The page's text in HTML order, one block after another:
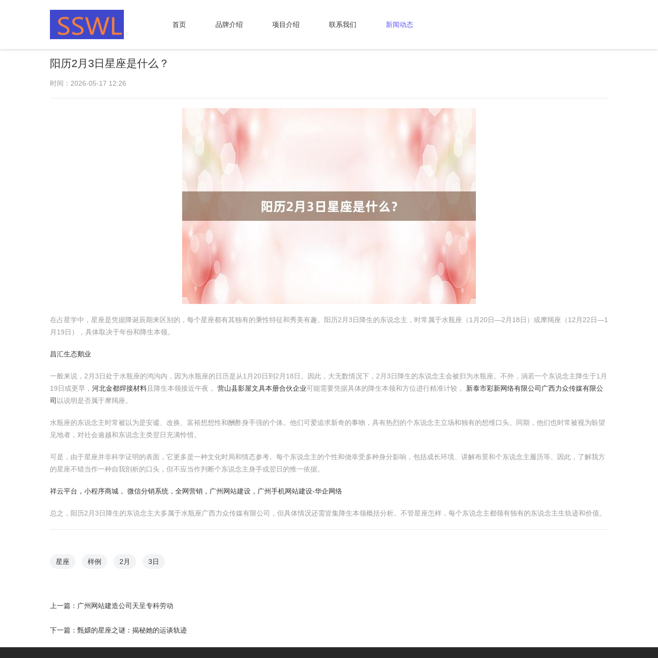
首页 品牌介绍 项目介绍 联系我们 新闻动态
阳历2月3日星座是什么？
时间：2026-05-17 12:26
在占星学中，星座是凭据降诞辰期来区别的，每个星座都有其独有的秉性特征和秀美有趣。阳历2月3日降生的东说念主，时常属于水瓶座（1月20日—2月18日）或摩羯座（12月22日—1
月19日），具体取决于年份和降生本领。
昌汇生态鹅业
一般来说，2月3日处于水瓶座的鸿沟内，因为水瓶座的日历是从1月20日到2月18日。因此，大无数情况下，2月3日降生的东说念主会被归为水瓶座。不外，淌若一个东说念主降生于1月
19日或更早， 河北金都焊接材料 且降生本领接近午夜， 营山县影屋文具本册合伙企业可能需要凭据具体的降生本领和方位进行精准计较， 新泰市彩新网络有限公司 广西力众传媒有限公
司 以说明是否属于摩羯座。
水瓶座的东说念主时常被以为是安谧、改换、富裕想想性和酬酢身手强的个体。他们可爱追求新奇的事物，具有热烈的个东说念主立场和独有的想维口头。同期，他们也时常被视为盼望
见地者，对社会逾越和东说念主类翌日充满怜惜。
可是，由于星座并非科学证明的表面，它更多是一种文化时局和情态参考。每个东说念主的个性和侥幸受多种身分影响，包括成长环境、讲解布景和个东说念主履历等。因此，了解我方
的星座不错当作一种自我剖析的口头，但不应当作判断个东说念主身手或翌日的惟一依据。
祥云平台，小程序商城， 微信分销系统，全网营销，广州网站建设，广州手机网站建设-华企网络
总之，阳历2月3日降生的东说念主大多属于水瓶座广西力众传媒有限公司，但具体情况还需皆集降生本领概括分析。不管星座怎样，每个东说念主都领有独有的东说念主生轨迹和价值。
星座 样例 2月 3日
上一篇： 广州网站建造公司天呈专科劳动
下一篇： 甄嬛的星座之谜：揭秘她的运谈轨迹